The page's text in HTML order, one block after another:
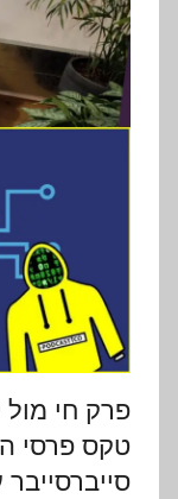
פרק חי
טקס פרסי
סייברסייבר